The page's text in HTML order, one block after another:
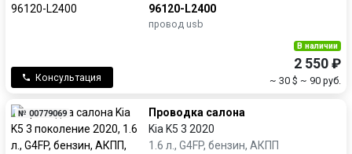
96120-L2400
провод usb
Консультация
В наличии
2 550 ₽
~ 30 $ ~ 90 руб.
№ 00779069
Проводка салона
Kia K5 3 2020
1.6 л., G4FP, бензин, АКПП